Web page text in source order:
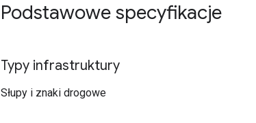
Podstawowe specyfikacje
Typy infrastruktury
Słupy i znaki drogowe